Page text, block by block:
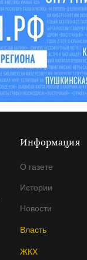
Информация
О газете
Истории
Новости
Власть
ЖКХ